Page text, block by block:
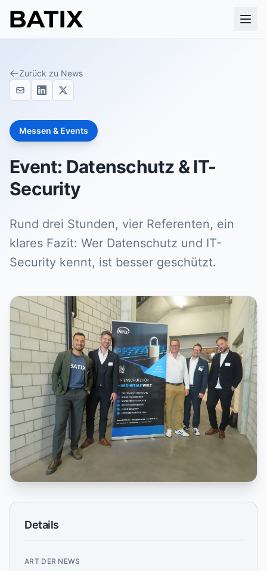
Zurück zu News
Messen & Events
Event: Datenschutz & IT-
Security
Rund drei Stunden, vier Referenten, ein
klares Fazit: Wer Datenschutz und IT-
Security kennt, ist besser geschützt.
Details
ART DER NEWS